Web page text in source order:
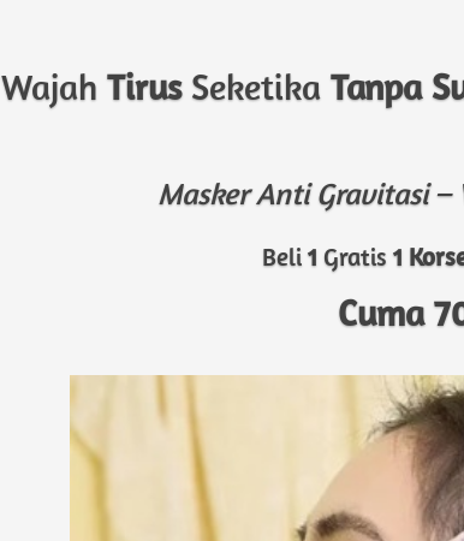
Wajah Tirus Seketika Tanpa
Masker Anti Gravitasi –
Beli 1 Gratis 1
Cuma